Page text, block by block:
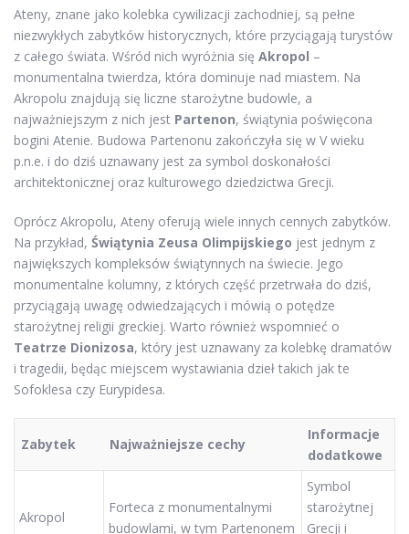
Ateny, znane jako kolebka cywilizacji zachodniej, są pełne
niezwykłych zabytków historycznych, które przyciągają turystów
z całego świata. Wśród nich wyróżnia się Akropol –
monumentalna twierdza, która dominuje nad miastem. Na
Akropolu znajdują się liczne starożytne budowle, a
najważniejszym z nich jest Partenon, świątynia poświęcona
bogini Atenie. Budowa Partenonu zakończyła się w V wieku
p.n.e. i do dziś uznawany jest za symbol doskonałości
architektonicznej oraz kulturowego dziedzictwa Grecji.
Oprócz Akropolu, Ateny oferują wiele innych cennych zabytków.
Na przykład, Świątynia Zeusa Olimpijskiego jest jednym z
największych kompleksów świątynnych na świecie. Jego
monumentalne kolumny, z których część przetrwała do dziś,
przyciągają uwagę odwiedzających i mówią o potędze
starożytnej religii greckiej. Warto również wspomnieć o
Teatrze Dionizosa, który jest uznawany za kolebkę dramatów
i tragedii, będąc miejscem wystawiania dzieł takich jak te
Sofoklesa czy Eurypidesa.
Zabytek Najważniejsze cechy
Informacje
dodatkowe
Akropol
Forteca z monumentalnymi
budowlami, w tym Partenonem
Symbol
starożytnej
Grecji i